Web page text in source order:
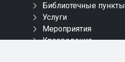
Библиотечные пункты
Услуги
Мероприятия
Краеведение